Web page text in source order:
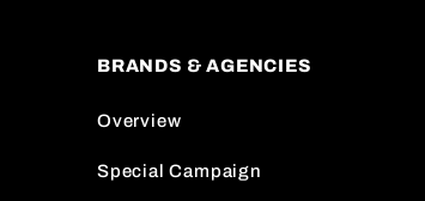
BRANDS & AGENCIES
Overview
Special Campaign